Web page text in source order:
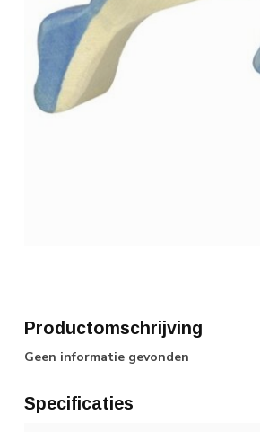
Productomschrijving
Geen informatie gevonden
Specificaties